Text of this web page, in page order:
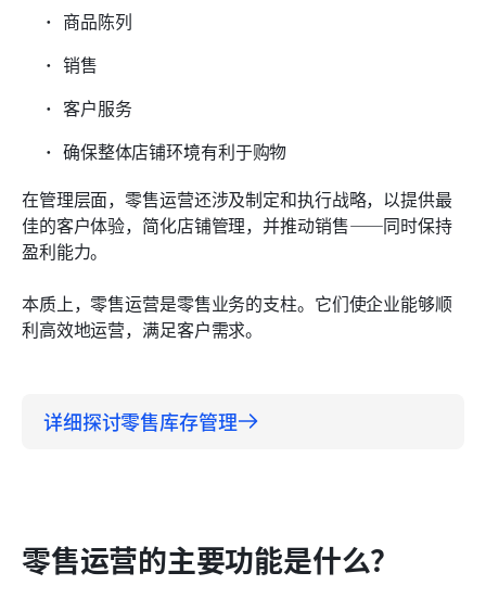
商品陈列
销售
客户服务
确保整体店铺环境有利于购物
在管理层面，零售运营还涉及制定和执行战略，以提供最
佳的客户体验，简化店铺管理，并推动销售——同时保持
盈利能力。
本质上，零售运营是零售业务的支柱。它们使企业能够顺
利高效地运营，满足客户需求。
详细探讨零售库存管理
零售运营的主要功能是什么？